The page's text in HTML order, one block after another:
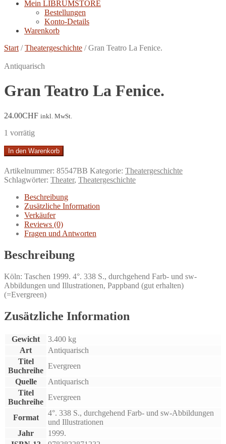
Mein LIBRUMSTORE
Bestellungen
Konto-Details
Warenkorb
Start /Theatergeschichte /Gran Teatro La Fenice.
Antiquarisch
Gran Teatro La Fenice.
24.00CHF inkl. MwSt.
1 vorrätig
Gran
Teatro
La
Fenice.
Menge
In den Warenkorb
Artikelnummer: 85547BB Kategorie: Theatergeschichte
Schlagwörter: Theater, Theatergeschichte
Beschreibung
Zusätzliche Information
Verkäufer
Reviews (0)
Fragen und Antworten
Beschreibung
Köln: Taschen 1999. 4°. 338 S., durchgehend Farb- und sw-
Abbildungen und Illustrationen, Pappband (gut erhalten)
(=Evergreen)
Zusätzliche Information
Gewicht
3.400 kg
Art
Antiquarisch
Titel
Buchreihe
Evergreen
Quelle
Antiquarisch
Titel
Buchreihe
Evergreen
Format
4°. 338 S., durchgehend Farb- und sw-Abbildungen
und Illustrationen
Jahr
1999.